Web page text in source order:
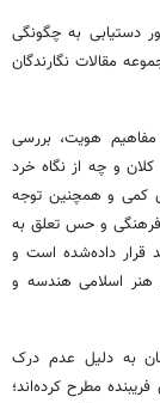
دستیابی به چگونگی
مقالات نگارندگان
هویت، بررسی
و چه از نگاه خرد
کمی و همچنین توجه
فرهنگی و حس تعلق به
قرار داده‌شده است و
اسلامی هندسه و
به دلیل عدم درک
مطرح کرده‌اند؛